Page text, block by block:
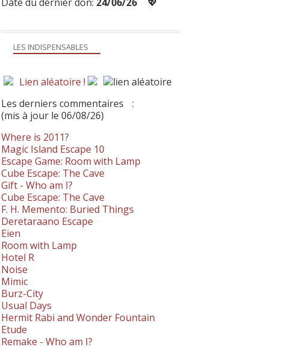
LES INDISPENSABLES
Lien aléatoire !
Les derniers commentaires
:
(mis à jour le 06/08/26)
Where is 2011?
Magic Island Escape 10
Escape Game: Room with Lamp
Cube Escape: The Cave
Gift - Who am I?
Cube Escape: The Cave
F. H. Memento: Buried Things
Deretaraano Escape
Eien
Room with Lamp
Hotel R
Noise
Mimic
Burz-City
Usual Days
Hermit Rabi and Wonder Fountain
Etude
Remake - Who am I?